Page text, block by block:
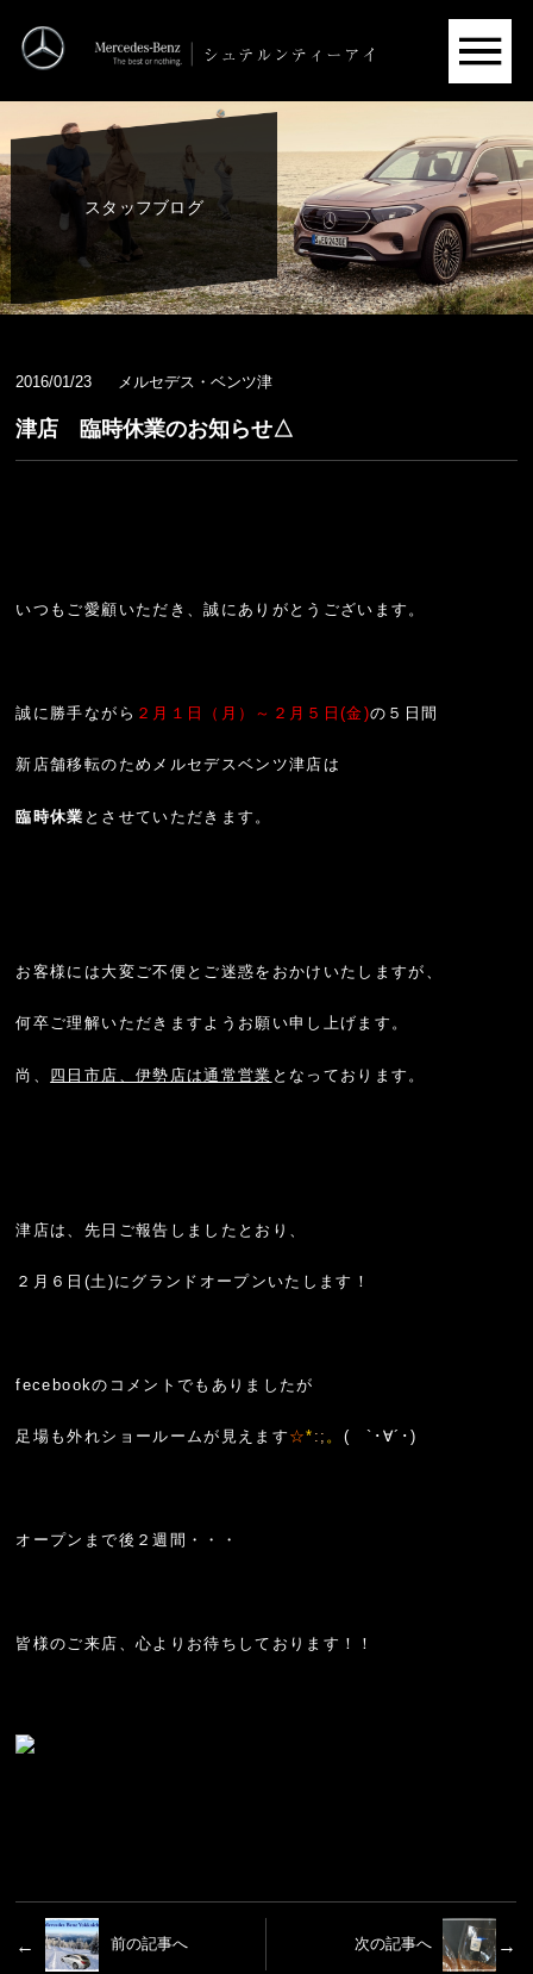
スタッフブログ
2016/01/23 メルセデス・ベンツ津
津店 臨時休業のお知らせ△
いつもご愛顧いただき、誠にありがとうございます。
誠に勝手ながら ２月１日（月）～２月５日(金)の５日間
新店舗移転のためメルセデスベンツ津店は
臨時休業 とさせていただきます。
お客様には大変ご不便とご迷惑をおかけいたしますが、
何卒ご理解いただきますようお願い申し上げます。
尚、 四日市店、伊勢店は通常営業 となっております。
津店は、先日ご報告しましたとおり、
２月６日(土)にグランドオープンいたします！
fecebookのコメントでもありましたが
足場も外れショールームが見えます ☆* :; 。 ( `･∀´･)ゞ
オープンまで後２週間・・・
皆様のご来店、心よりお待ちしております！！
前の記事へ 次の記事へ